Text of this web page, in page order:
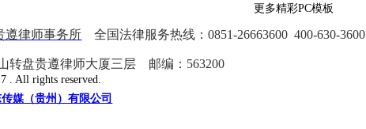
更多精彩PC模板
遵律师事务所 全国法律服务热线：0851-26663600 400-630-3600
转盘贵遵律师大厦三层 邮编： 563200
. All rights reserved.
媒（贵州）有限公司